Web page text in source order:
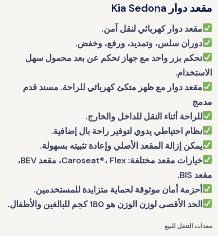
مقعد دوار Kia Sedona
مقعد دوار كهربائي لنقل آمن.
دوران سلس، وتمديد، ورفع، وخفض.
تحكم بزر واحد مع جهاز تحكم عن بعد محمول سهل
الاستخدام.
مقعد دوار مع ظهر متكئ كهربائي للراحة. مسند قدم
مدمج
للراحة أثناء النقل للداخل والخارج.
نظام احتياطي يدوي لتوفير راحة بال إضافية.
يمكن إزالة المقعد الأصلي وإعادة تثبيته بسهولة.
خيارات مقعد مختلفة: Caroseat®، Flex، مقعد BEV،
مقعد BIS.
أحزمة أمان موثوقة لحماية متزايدة للمستخدمين.
الحد الأقصى لوزن الوزن هو 180 كجم للبالغين والأطفال.
معدات التنقل للبيع